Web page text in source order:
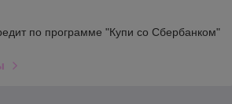
по программе "Купи со Сбербанком"